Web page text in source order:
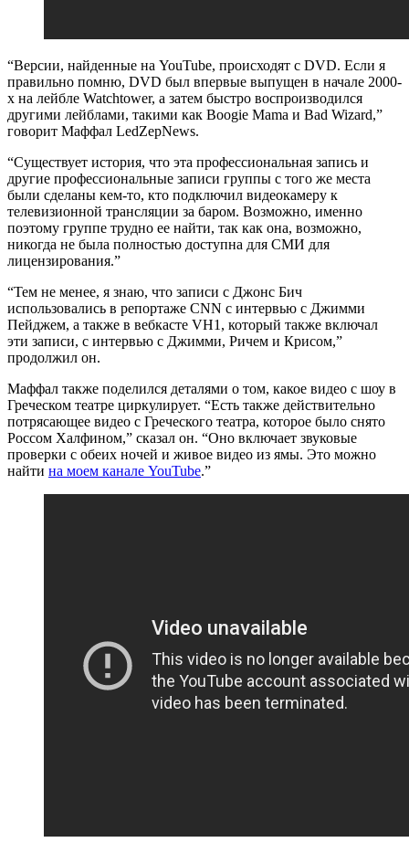
“Версии, найденные на YouTube, происходят с DVD. Если я
правильно помню, DVD был впервые выпущен в начале 2000-
х на лейбле Watchtower, а затем быстро воспроизводился
другими лейблами, такими как Boogie Mama и Bad Wizard,”
говорит Маффал LedZepNews.
“Существует история, что эта профессиональная запись и
другие профессиональные записи группы с того же места
были сделаны кем-то, кто подключил видеокамеру к
телевизионной трансляции за баром. Возможно, именно
поэтому группе трудно ее найти, так как она, возможно,
никогда не была полностью доступна для СМИ для
лицензирования.”
“Тем не менее, я знаю, что записи с Джонс Бич
использовались в репортаже CNN с интервью с Джимми
Пейджем, а также в вебкасте VH1, который также включал
эти записи, с интервью с Джимми, Ричем и Крисом,”
продолжил он.
Маффал также поделился деталями о том, какое видео с шоу в
Греческом театре циркулирует. “Есть также действительно
потрясающее видео с Греческого театра, которое было снято
Россом Халфином,” сказал он. “Оно включает звуковые
проверки с обеих ночей и живое видео из ямы. Это можно
найти на моем канале YouTube.”